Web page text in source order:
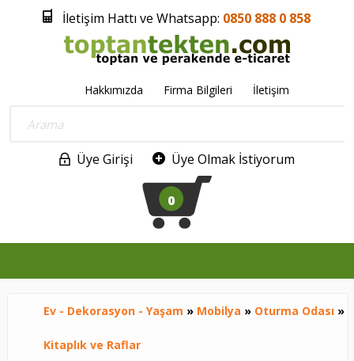
İletişim Hattı ve Whatsapp: 0850 888 0 858
Hakkımızda Firma Bilgileri İletişim
Üye Girişi Üye Olmak İstiyorum
0
Ev - Dekorasyon - Yaşam » Mobilya » Oturma Odası»
Kitaplık ve Raflar